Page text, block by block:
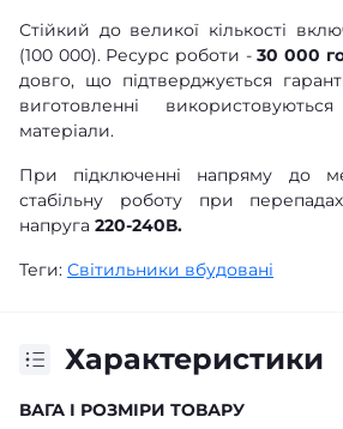
Стійкий до великої кількості
(100 000). Ресурс роботи -30 000
довго, що підтверджується
виготовленні
матеріали.
При підключенні напряму до
стабільну роботу при
напруга 220-240В.
Теги: Світильники вбудовані
Характеристики
ВАГА І РОЗМІРИ ТОВАРУ